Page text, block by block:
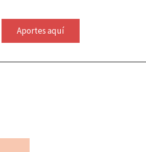
Aportes aquí